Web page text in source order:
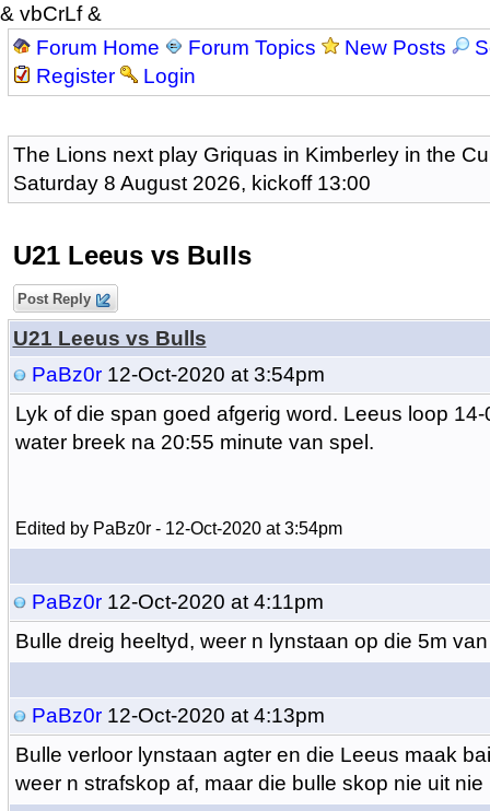
& vbCrLf &
Forum Home
Forum Topics New Posts
Register
Login
The Lions next play Griquas in Kimberley in the
Saturday 8 August 2026, kickoff 13:00
U21 Leeus vs Bulls
Post Reply
U21 Leeus vs Bulls
PaBz0r12-Oct-2020 at 3:54pm
Lyk of die span goed afgerig word. Leeus loop
water breek na 20:55 minute van spel.
Edited by PaBz0r - 12-Oct-2020 at 3:54pm
PaBz0r12-Oct-2020 at 4:11pm
Bulle dreig heeltyd, weer n lynstaan op die 5m
PaBz0r12-Oct-2020 at 4:13pm
Bulle verloor lynstaan agter en die Leeus maak
weer n strafskop af, maar die bulle skop nie uit nie